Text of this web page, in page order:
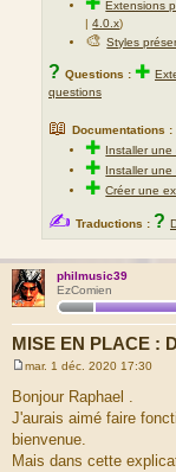
Extensions
|4.0.x)
🎨Styles
? Questions : ✚
questions
📖 Documentations :
✚ Installer une
✚ Installer
✚Créer une
✍ Traductions : ?
philmusic39
EzComien
MISE EN PLACE :
s
s
g
e
mar. 1 déc. 2020 17:30
Bonjour Raphael .
J'aurais aimé faire
bienvenue.
Mais dans cette